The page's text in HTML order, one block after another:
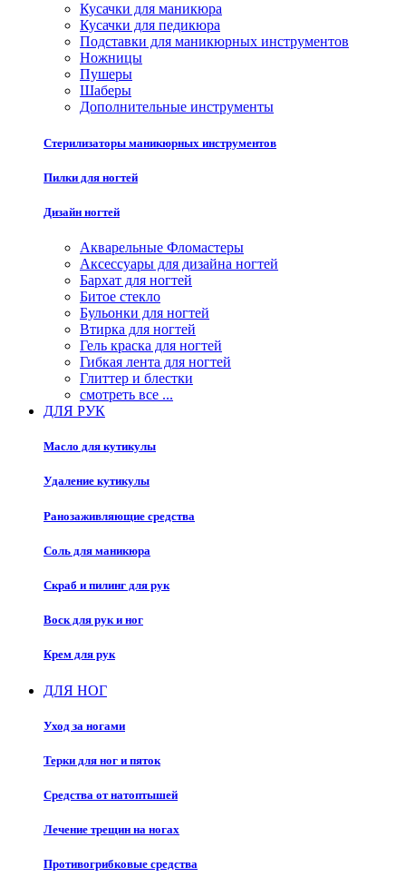
Кусачки для маникюра
Кусачки для педикюра
Подставки для маникюрных инструментов
Ножницы
Пушеры
Шаберы
Дополнительные инструменты
Стерилизаторы маникюрных инструментов
Пилки для ногтей
Дизайн ногтей
Акварельные Фломастеры
Аксессуары для дизайна ногтей
Бархат для ногтей
Битое стекло
Бульонки для ногтей
Втирка для ногтей
Гель краска для ногтей
Гибкая лента для ногтей
Глиттер и блестки
смотреть все ...
ДЛЯ РУК
Масло для кутикулы
Удаление кутикулы
Ранозаживляющие средства
Соль для маникюра
Скраб и пилинг для рук
Воск для рук и ног
Крем для рук
ДЛЯ НОГ
Уход за ногами
Терки для ног и пяток
Средства от натоптышей
Лечение трещин на ногах
Противогрибковые средства